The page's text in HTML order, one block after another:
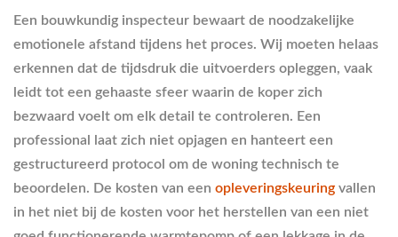
Een bouwkundig inspecteur bewaart de noodzakelijke
emotionele afstand tijdens het proces. Wij moeten helaas
erkennen dat de tijdsdruk die uitvoerders opleggen, vaak
leidt tot een gehaaste sfeer waarin de koper zich
bezwaard voelt om elk detail te controleren. Een
professional laat zich niet opjagen en hanteert een
gestructureerd protocol om de woning technisch te
beoordelen. De kosten van een opleveringskeuring vallen
in het niet bij de kosten voor het herstellen van een niet